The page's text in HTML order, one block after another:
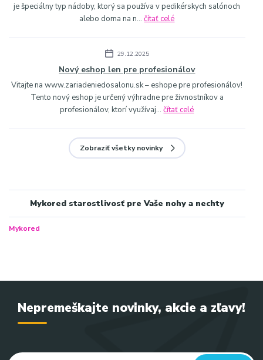
je špeciálny typ nádoby, ktorý sa používa v pedikérskych salónoch
alebo doma na n...čítať celé
29.12.2025
Nový eshop len pre profesionálov
Vitajte na www.zariadeniedosalonu.sk – eshope pre profesionálov!
Tento nový eshop je určený výhradne pre živnostníkov a
profesionálov, ktorí využívaj...čítať celé
Zobraziť všetky novinky
Mykored starostlivosť pre Vaše nohy a nechty
Mykored
Nepremeškajte novinky, akcie a zľavy!